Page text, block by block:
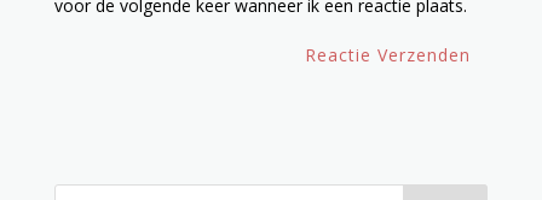
voor de volgende keer wanneer ik een reactie plaats.